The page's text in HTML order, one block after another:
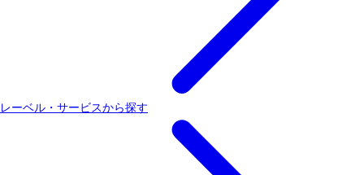
レーベル・サービスから探す